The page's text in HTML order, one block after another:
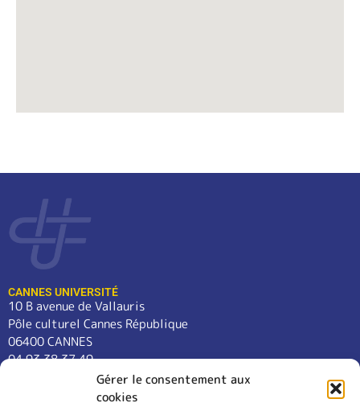
Gérer le consentement aux
cookies
CANNES UNIVERSITÉ
10 B avenue de Vallauris
Pôle culturel Cannes République
06400 CANNES
04 93 38 37 49
contact@cannes-universite.fr